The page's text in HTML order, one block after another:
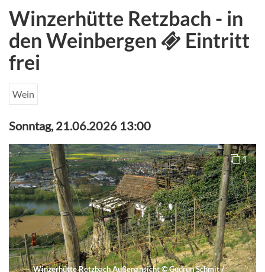
Winzerhütte Retzbach - in
den Weinbergen
Eintritt
frei
Wein
Sonntag, 21.06.2026 13:00
Winzerhütte Retzbach Außenansicht©Gudrun Schmit /
1